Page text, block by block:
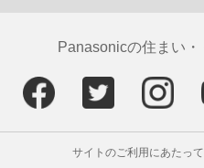
Panasonicの住まい
サイトのご利用にあたって